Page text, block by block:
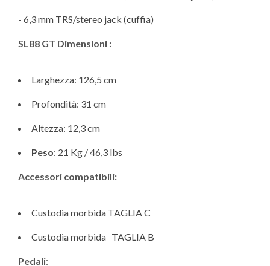
- 6,3 mm TRS/stereo jack (cuffia)
SL88 GT Dimensioni :
Larghezza: 126,5 cm
Profondità: 31 cm
Altezza: 12,3 cm
Peso: 21 Kg / 46,3 lbs
Accessori compatibili:
Custodia morbida TAGLIA C
Custodia morbida TAGLIA B
Pedali: